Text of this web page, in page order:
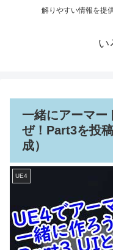
解りやすい情報を提
い
一緒にアーマー
ぜ！Part3を投
成）
UE4